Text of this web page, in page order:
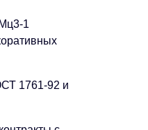
1
1761-92 и